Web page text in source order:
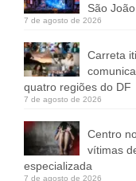
São
7 de agosto de 2026
Carreta
quatro regiões do DF
7 de agosto de 2026
Centro
vítimas
especializada
7 de agosto de 2026